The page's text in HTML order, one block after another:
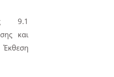
9.1
και